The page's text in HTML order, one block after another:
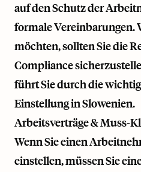
auf den Schutz der
formale Vereinbarungen.
möchten, sollten Sie die
Compliance
führt Sie durch die
Einstellung in Slowenien.
Arbeitsverträge & Muss-
Wenn Sie einen
einstellen, müssen Sie